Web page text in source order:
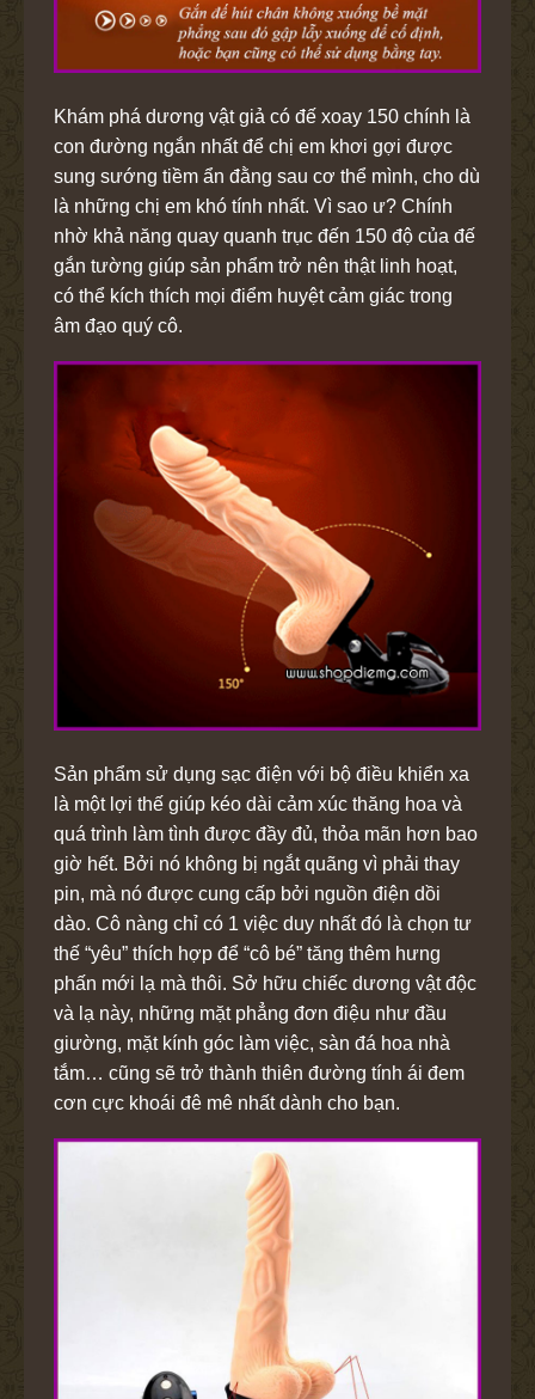
Khám phá dương vật giả có đế xoay 150 chính là
con đường ngắn nhất để chị em khơi gợi được
sung sướng tiềm ẩn đằng sau cơ thể mình, cho dù
là những chị em khó tính nhất. Vì sao ư? Chính
nhờ khả năng quay quanh trục đến 150 độ của đế
gắn tường giúp sản phẩm trở nên thật linh hoạt,
có thể kích thích mọi điểm huyệt cảm giác trong
âm đạo quý cô.
Sản phẩm sử dụng sạc điện với bộ điều khiển xa
là một lợi thế giúp kéo dài cảm xúc thăng hoa và
quá trình làm tình được đầy đủ, thỏa mãn hơn bao
giờ hết. Bởi nó không bị ngắt quãng vì phải thay
pin, mà nó được cung cấp bởi nguồn điện dồi
dào. Cô nàng chỉ có 1 việc duy nhất đó là chọn tư
thế “yêu” thích hợp để “cô bé” tăng thêm hưng
phấn mới lạ mà thôi. Sở hữu chiếc dương vật độc
và lạ này, những mặt phẳng đơn điệu như đầu
giường, mặt kính góc làm việc, sàn đá hoa nhà
tắm… cũng sẽ trở thành thiên đường tính ái đem
cơn cực khoái đê mê nhất dành cho bạn.